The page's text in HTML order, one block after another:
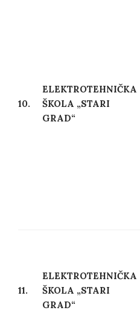
10.
ELEKTROTEHNIČKA
ŠKOLA „STARI
GRAD“
11.
ELEKTROTEHNIČKA
ŠKOLA „STARI
GRAD“